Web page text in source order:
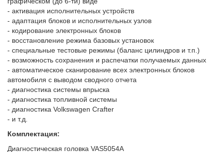
- активация исполнительных устройств
- адаптация блоков и исполнительных узлов
- кодирование электронных блоков
- восстановление режима базовых установок
- специальные тестовые режимы (баланс цилиндров и т.п.)
- возможность сохранения и распечатки получаемых данных
- автоматическое сканирование всех электронных блоков
автомобиля с выводом сводного отчета
- диагностика системы впрыска
- диагностика топливной системы
- диагностика Volkswagen Crafter
- и т.д.
Комплектация:
Диагностическая головка VAS5054A